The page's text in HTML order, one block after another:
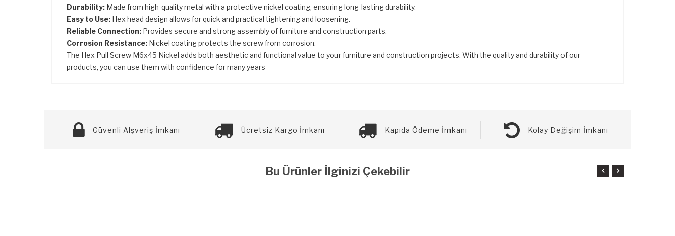
Durability: Made from high-quality metal with a protective nickel coating, ensuring long-lasting durability.
Easy to Use: Hex head design allows for quick and practical tightening and loosening.
Reliable Connection: Provides secure and strong assembly of furniture and construction parts.
Corrosion Resistance: Nickel coating protects the screw from corrosion.
The Hex Pull Screw M6x45 Nickel adds both aesthetic and functional value to your furniture and construction projects. With the quality and durability of our
products, you can use them with confidence for many years
Güvenli Alşveriş İmkanı Ücretsiz Kargo İmkanı Kapıda Ödeme İmkanı Kolay Değişim İmkanı
Bu Ürünler İlginizi Çekebilir